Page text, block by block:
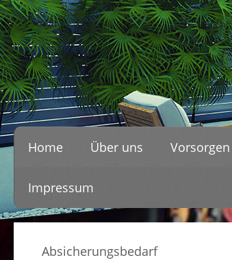
Home Über uns Vorsorgen
Absicherungsbedarf
Impressum